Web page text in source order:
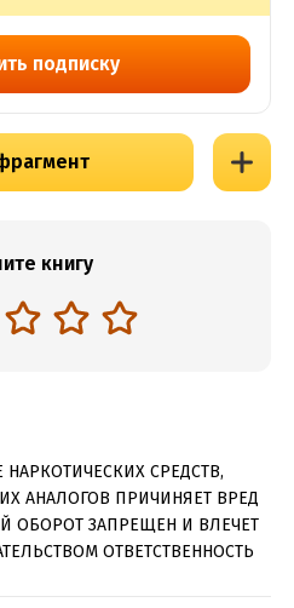
подписку
книгу
СРЕДСТВ,
АНАЛОГОВ ПРИЧИНЯЕТ ВРЕД
ОБОРОТ ЗАПРЕЩЕН И ВЛЕЧЕТ
ОТВЕТСТВЕННОСТЬ